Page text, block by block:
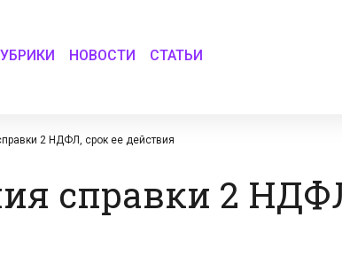
НОВОСТИ СТАТЬИ
2 НДФЛ, срок ее действия
справки 2